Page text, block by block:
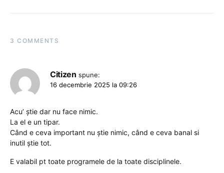
3 COMMENTS
Citizen spune:
16 decembrie 2025 la 09:26
Acu’ știe dar nu face nimic.
La el e un tipar.
Când e ceva important nu știe nimic, când e ceva banal si
inutil știe tot.
E valabil pt toate programele de la toate disciplinele.